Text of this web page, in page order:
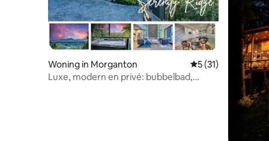
Woning in Morganton Gemiddelde
5 (31)
Luxe, modern en privé: bubbelbad,